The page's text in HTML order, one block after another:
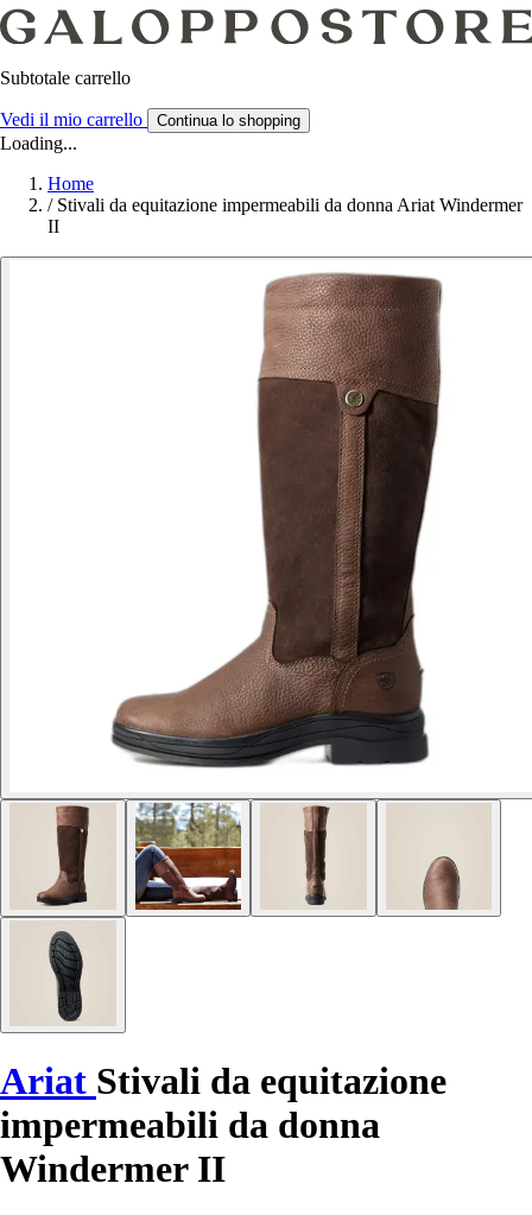
Subtotale carrello
Vedi il mio carrello Continua lo shopping
Loading...
Home
/ Stivali da equitazione impermeabili da donna Ariat Windermer
II
Ariat Stivali da equitazione
impermeabili da donna
Windermer II